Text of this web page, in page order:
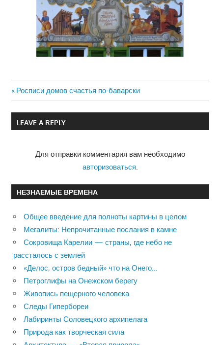
Навигация
по
Previous
Post:
Росписи домов счастья по-баварски
LEAVE A REPLY
Для отправки комментария вам необходимо
авторизоваться
НЕЗНАЕМЫЕ ВРЕМЕНА
Общее введение для полноты картины в целом
Мегалиты: Непрочитанные послания в камне
Сокровища Карелии — страны, где небо не
рассталось с землей
«Делос, остров бедный» что на Онего…
Петроглифы на Онежском берегу
Живопись пещерного человека
Следы Гипербореи
Лабиринты Соловецкого архипелага
Природа как творческая сила